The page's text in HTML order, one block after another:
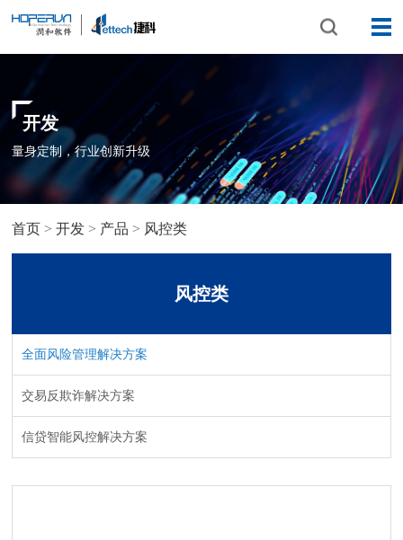
开发
量身定制，行业创新升级
首页 > 开发 > 产品 > 风控类
风控类
全面风险管理解决方案
交易反欺诈解决方案
信贷智能风控解决方案